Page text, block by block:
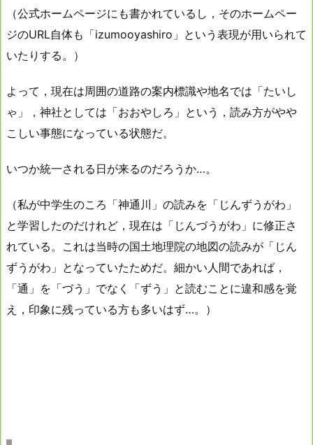
（公式ホームページにも書かれているし，そのホームペー
ジのURL自体も「izumooyashiro」という表現が用いられて
いたりする。）
よって，現在は周囲の道路の案内標識や地名では「たいし
ゃ」，神社としては「おおやしろ」という，読み方がやや
こしい事態になっている状態だ。
いつか統一される日が来るのだろうか…。
（私が中学生のころ「神通川」の読みを「じんずうがわ」
と学習したのだけれど，現在は「じんづうがわ」に修正さ
れている。これは当時の国土地理院の地図の読みが「じん
ずうがわ」となっていたためだ。細かい人間であれば，
「通」を「づう」でなく「ずう」と読むことに違和感を覚
え，印象に残っている方も多いはず…。）